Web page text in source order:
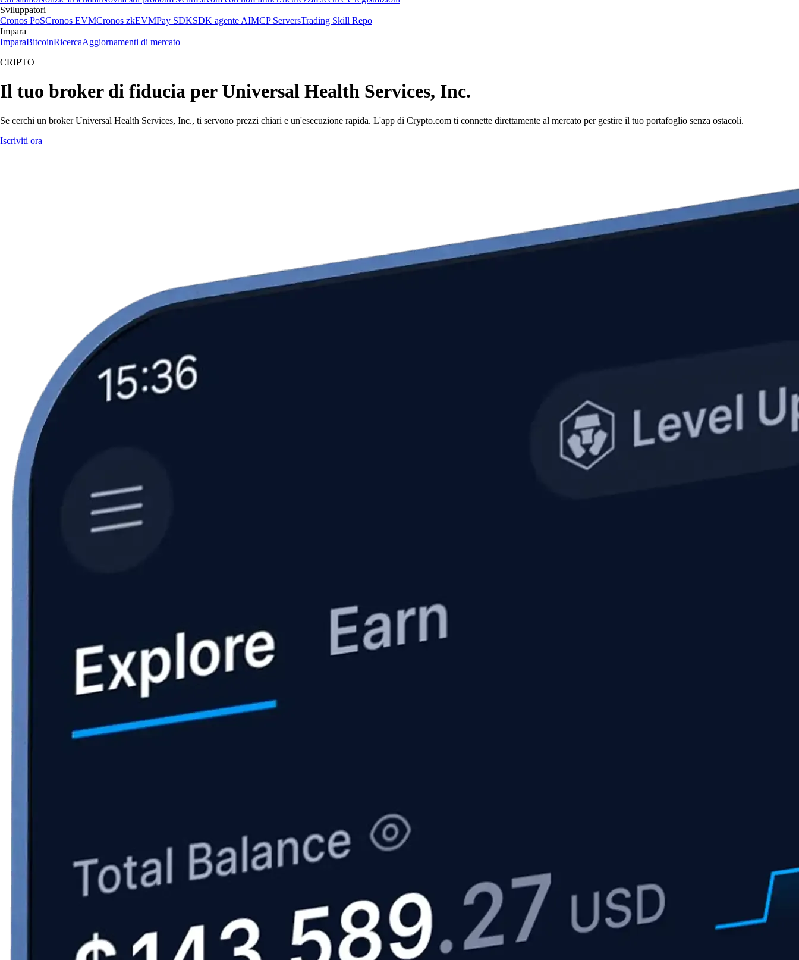
Sviluppatori
Cronos PoSCronos EVMCronos zkEVMPay SDKSDK agente AIMCP ServersTrading Skill Repo
Impara
ImparaBitcoinRicercaAggiornamenti di mercato
CRIPTO
Il tuo broker di fiducia per Universal Health Services, Inc.
Se cerchi un broker Universal Health Services, Inc., ti servono prezzi chiari e un'esecuzione rapida. L'app di Crypto.com ti connette direttamente al mercato per gestire il tuo portafoglio senza ostacoli.
Iscriviti ora